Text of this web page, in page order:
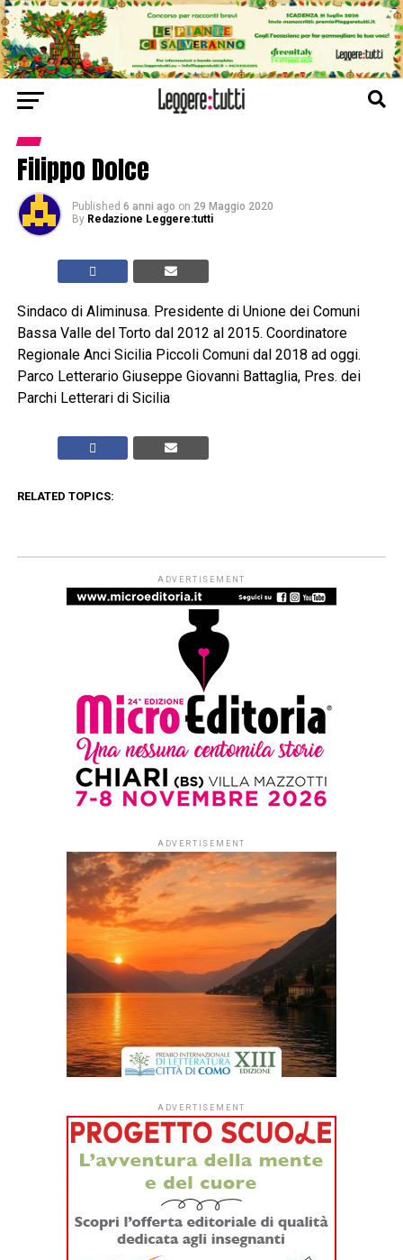
Filippo Dolce
Published 6 anni ago on 29 Maggio 2020
By Redazione Leggere:tutti
Sindaco di Aliminusa. Presidente di Unione dei Comuni
Bassa Valle del Torto dal 2012 al 2015. Coordinatore
Regionale Anci Sicilia Piccoli Comuni dal 2018 ad oggi.
Parco Letterario Giuseppe Giovanni Battaglia, Pres. dei
Parchi Letterari di Sicilia
RELATED TOPICS:
ADVERTISEMENT
ADVERTISEMENT
ADVERTISEMENT